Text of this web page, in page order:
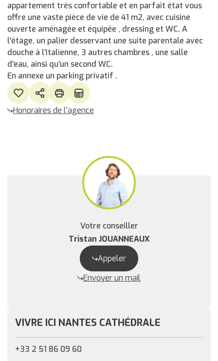
appartement très confortable et en parfait état vous
offre une vaste pièce de vie de 41 m2, avec cuisine
ouverte aménagée et équipée , dressing et WC. A
l'étage, un palier desservant une suite parentale avec
douche à l'italienne, 3 autres chambres , une salle
d'eau, ainsi qu'un second WC.
En annexe un parking privatif .
Honoraires de l'agence
Votre conseiller
Tristan JOUANNEAUX
Appeler
Envoyer un mail
VIVRE ICI NANTES CATHÉDRALE
+33 2 51 86 09 60